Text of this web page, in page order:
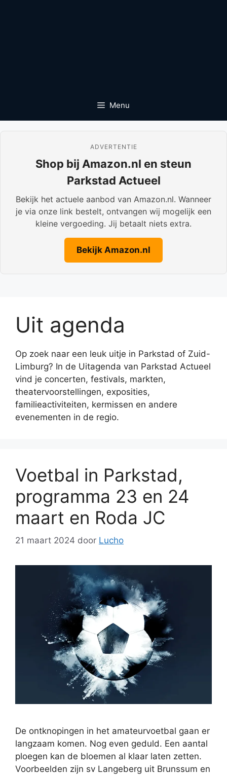
Menu
ADVERTENTIE
Shop bij Amazon.nl en steun
Parkstad Actueel
Bekijk het actuele aanbod van Amazon.nl. Wanneer
je via onze link bestelt, ontvangen wij mogelijk een
kleine vergoeding. Jij betaalt niets extra.
Bekijk Amazon.nl
Uit agenda
Op zoek naar een leuk uitje in Parkstad of Zuid-
Limburg? In de Uitagenda van Parkstad Actueel
vind je concerten, festivals, markten,
theatervoorstellingen, exposities,
familieactiviteiten, kermissen en andere
evenementen in de regio.
Voetbal in Parkstad,
programma 23 en 24
maart en Roda JC
21 maart 2024 door Lucho
De ontknopingen in het amateurvoetbal gaan er
langzaam komen. Nog even geduld. Een aantal
ploegen kan de bloemen al klaar laten zetten.
Voorbeelden zijn sv Langeberg uit Brunssum en